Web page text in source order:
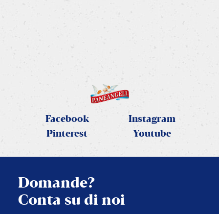
Facebook
Instagram
Pinterest
Youtube
Domande?
Conta su di noi